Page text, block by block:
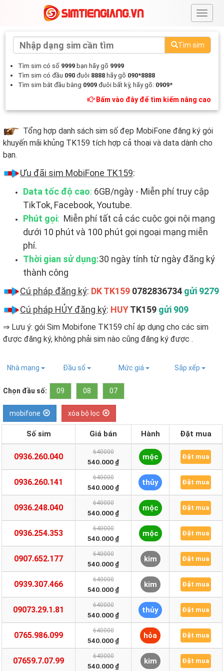
#
Tìm sim
Tìm sim có số 9999 bạn hãy gõ 9999
Tìm sim có đầu 090 đuôi 8888 hãy gõ 090*8888
Tìm sim bắt đầu bằng 0909 đuôi bất kỳ, hãy gõ: 0909*
Bấm vào đây để tìm kiếm nâng cao
Tổng hợp danh sách sim số đẹp MobiFone đăng ký gói
khuyến mãi khủng TK159 tích hợp cả thoại và data dành cho
bạn.
Ưu đãi sim MobiFone TK159:
Data tốc độ cao: 6GB/ngày - Miễn phí truy cập
TikTok, Facebook, Youtube.
Phút gọi: Miễn phí tất cả các cuộc gọi nội mạng
dưới 10 phút và 100 phút gọi ngoại mạng miễn
phí.
Thời gian sử dụng:30 ngày tính từ ngày đăng ký
thành công
Cú pháp đăng ký: DK TK159 0782836734 gửi 9279
Cú pháp HỦY đăng ký: HUYTK159 gửi 909
⇒ Lưu ý: gói Sim Mobifone TK159 chỉ áp dụng cho các sim
được đăng ký, không phải sim nào cũng đăng ký được ​.
Nhà mạng Đầu số Mức giá Sắp xếp
Chọn đầu số: 09 08 07
mobifone xóa bộ lọc
Số sim Giá bán Hành Đặt mua
0936.260.040 640000
540.000 ₫
mộc Đặt mua
0936.260.141 640000
540.000 ₫
thủy Đặt mua
0936.248.040 640000
540.000 ₫
mộc Đặt mua
0936.254.353 640000
540.000 ₫
mộc Đặt mua
0907.652.177 640000
540.000 ₫
kim Đặt mua
0939.307.466 640000
540.000 ₫
kim Đặt mua
09073.29.1.81 640000
540.000 ₫
thủy Đặt mua
0765.986.099 640000
540.000 ₫
hỏa Đặt mua
07659.7.07.99 640000
540.000 ₫
kim Đặt mua